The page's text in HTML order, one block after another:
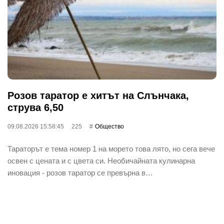
Розов таратор е хитът на Слънчака,
струва 6,50
09.08.2026 15:58:45 225 Общество
Тараторът е тема номер 1 на морето това лято, но сега вече
освен с цената и с цвета си. Необичайната кулинарна
иновация - розов таратор се превърна в…